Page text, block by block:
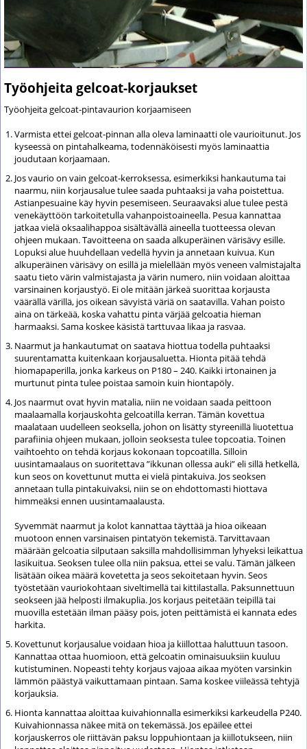
Työohjeita gelcoat-korjaukset
Työohjeita gelcoat-pintavaurion korjaamiseen
Varmista ettei gelcoat-pinnan alla oleva laminaatti ole vaurioitunut. Jos
kyseessä on pintahalkeama, todennäköisesti myös laminaattia
joudutaan korjaamaan.
Jos vaurio on vain gelcoat-kerroksessa, esimerkiksi hankautuma tai
naarmu, niin korjausalue tulee saada puhtaaksi ja vaha poistettua.
Astianpesuaine käy hyvin pesemiseen. Seuraavaksi alue tulee pestä
venekäyttöön tarkoitetulla vahanpoistoaineella. Pesua kannattaa
jatkaa vielä oksaalihappoa sisältävällä aineella tuotteessa olevan
ohjeen mukaan. Tavoitteena on saada alkuperäinen värisävy esille.
Lopuksi alue huuhdellaan vedellä hyvin ja annetaan kuivua. Kun
alkuperäinen värisävy on esillä ja mielellään myös veneen valmistajalta
saatu tieto värin valmistajasta ja värin numero, niin voidaan aloittaa
varsinainen korjaustyö. Ei ole mitään järkeä suorittaa korjausta
väärällä värillä, jos oikean sävyistä väriä on saatavilla. Vahan poisto
aina on tärkeää, koska vahattu pinta värjää gelcoatia hieman
harmaaksi. Sama koskee käsistä tarttuvaa likaa ja rasvaa.
Naarmut ja hankautumat on saatava hiottua todella puhtaaksi
suurentamatta kuitenkaan korjausaluetta. Hionta pitää tehdä
hiomapaperilla, jonka karkeus on P180 – 240. Kaikki irtonainen ja
murtunut pinta tulee poistaa samoin kuin hiontapöly.
Jos naarmut ovat hyvin matalia, niin ne voidaan saada peittoon
maalaamalla korjauskohta gelcoatilla kerran. Tämän kovettua
maalataan uudelleen seoksella, johon on lisätty styreenillä liuotettua
parafiinia ohjeen mukaan, jolloin seoksesta tulee topcoatia. Toinen
vaihtoehto on tehdä korjaus kokonaan topcoatilla. Silloin
uusintamaalaus on suoritettava ”ikkunan ollessa auki” eli sillä hetkellä,
kun seos on kovettunut mutta ei vielä pintakuiva. Jos seoksen
annetaan tulla pintakuivaksi, niin se on ehdottomasti hiottava
himmeäksi ennen uusintamaalausta.
Syvemmät naarmut ja kolot kannattaa täyttää ja hioa oikeaan
muotoon ennen varsinaisen pintatyön tekemistä. Tarvittavaan
määrään gelcoatia silputaan saksilla mahdollisimman lyhyeksi leikattua
lasikuitua. Seoksen tulee olla niin paksua, ettei se valu. Tämän jälkeen
lisätään oikea määrä kovetetta ja seos sekoitetaan hyvin. Seos
työstetään vauriokohtaan siveltimellä tai kittilastalla. Paksunnettuun
seokseen jää helposti ilmakuplia. Jos korjaus peitetään teipillä tai
muovilla estetään ilman pääsy pois, joten peittämistä ei kannata edes
harkita.
Kovettunut korjausalue voidaan hioa ja kiillottaa haluttuun tasoon.
Kannattaa ottaa huomioon, että gelcoatin ominaisuuksiin kuuluu
kutistuminen. Nopeasti tehty korjaus vajoaa aikaa myöten varsinkin
lämmön päästyä vaikuttamaan pintaan. Sama koskee viileässä tehtyjä
korjauksia.
Hionta kannattaa aloittaa kuivahionnalla esimerkiksi karkeudella P240.
Kuivahionnassa näkee mitä on tekemässä. Jos epäilee ettei
korjauskerros ole riittävän paksu loppuhiontaan ja kiillotukseen, niin